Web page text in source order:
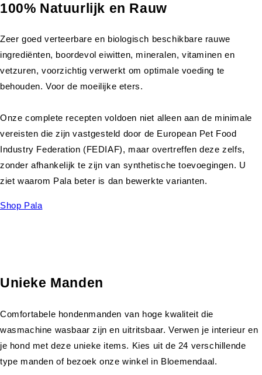
100% Natuurlijk en Rauw
Zeer goed verteerbare en biologisch beschikbare rauwe
ingrediënten, boordevol eiwitten, mineralen, vitaminen en
vetzuren, voorzichtig verwerkt om optimale voeding te
behouden. Voor de moeilijke eters.
Onze complete recepten voldoen niet alleen aan de minimale
vereisten die zijn vastgesteld door de European Pet Food
Industry Federation (FEDIAF), maar overtreffen deze zelfs,
zonder afhankelijk te zijn van synthetische toevoegingen. U
ziet waarom Pala beter is dan bewerkte varianten.
Shop Pala
Unieke Manden
Comfortabele hondenmanden van hoge kwaliteit die
wasmachine wasbaar zijn en uitritsbaar. Verwen je interieur en
je hond met deze unieke items. Kies uit de 24 verschillende
type manden of bezoek onze winkel in Bloemendaal.